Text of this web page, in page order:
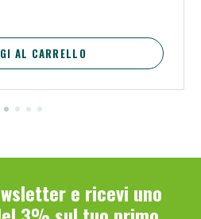
AL CARRELLO
e ricevi uno